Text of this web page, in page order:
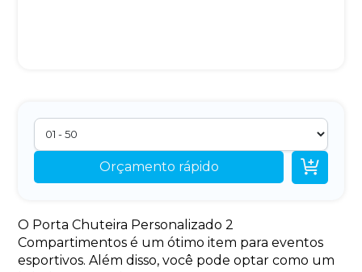
Orçamento rápido 
O Porta Chuteira Personalizado 2
Compartimentos é um ótimo item para eventos
esportivos. Além disso, você pode optar como um